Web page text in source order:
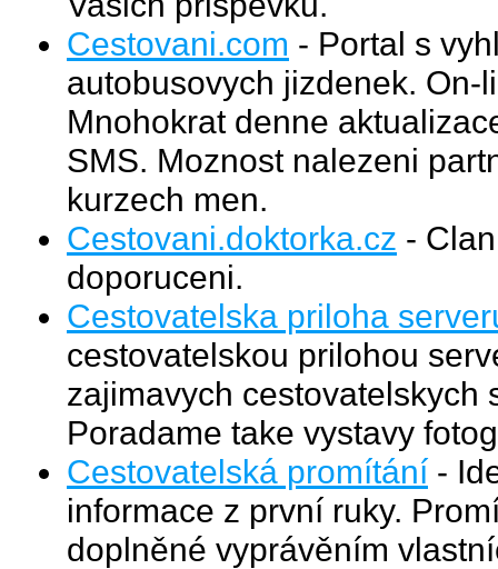
Cestovani.com - Portal s
autobusovych jizdenek.
Mnohokrat denne
SMS. Moznost nalezeni
kurzech men.
Cestovani.doktorka.cz -
doporuceni.
Cestovatelska priloha
cestovatelskou prilohou
zajimavych cestovatelskych
Poradame take vystavy
Cestovatelská promítání-
informace z první ruky.
doplněné vyprávěním